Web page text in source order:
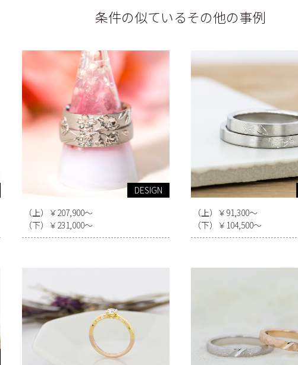
条件の似ているその他の事例
DESIGN
（上）￥207,900～
（下）￥231,000～
（上）￥91,300～
（下）￥104,500～